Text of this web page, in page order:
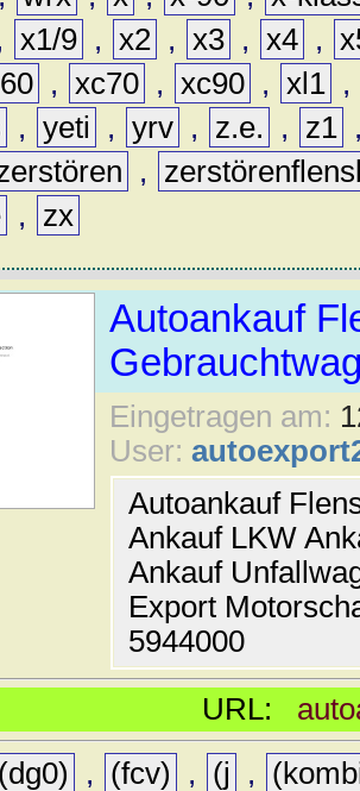
x1/9 , x2 , x3 , x4 ,
, xc70 , xc90 , xl1 ,
, yeti , yrv , z.e. , z1
,
, zx
Autoankauf
Eingetragen am:
User:
Autoankauf
Ankauf LKW
Ankauf
Export
5944000
URL:
(dg0) , (fcv) , (j ,